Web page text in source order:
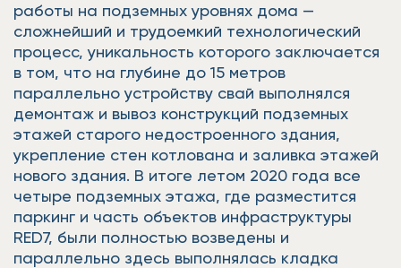
работы на подземных уровнях дома —
сложнейший и трудоемкий технологический
процесс, уникальность которого заключается
в том, что на глубине до 15 метров
параллельно устройству свай выполнялся
демонтаж и вывоз конструкций подземных
этажей старого недостроенного здания,
укрепление стен котлована и заливка этажей
нового здания. В итоге летом 2020 года все
четыре подземных этажа, где разместится
паркинг и часть объектов инфраструктуры
RED7, были полностью возведены и
параллельно здесь выполнялась кладка